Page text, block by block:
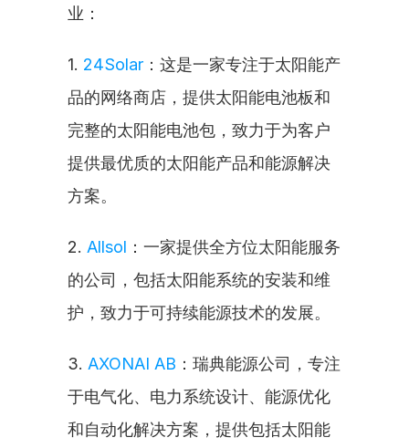
业：
1. 24Solar ：这是一家专注于太阳能产
品的网络商店，提供太阳能电池板和
完整的太阳能电池包，致力于为客户
提供最优质的太阳能产品和能源解决
方案。
2. Allsol ：一家提供全方位太阳能服务
的公司，包括太阳能系统的安装和维
护，致力于可持续能源技术的发展。
3. AXONAI AB ：瑞典能源公司，专注
于电气化、电力系统设计、能源优化
和自动化解决方案，提供包括太阳能